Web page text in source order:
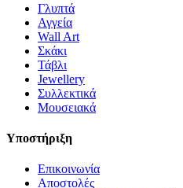
Γλυπτά
Αγγεία
Wall Art
Σκάκι
Τάβλι
Jewellery
Συλλεκτικά
Μουσειακά
Υποστήριξη
Επικοινωνία
Αποστολές